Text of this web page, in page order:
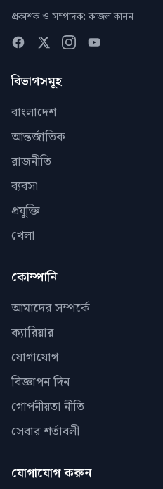
প্রকাশক ও সম্পাদক: কাজল কানন
বিভাগসমূহ
বাংলাদেশ
আন্তর্জাতিক
রাজনীতি
ব্যবসা
প্রযুক্তি
খেলা
কোম্পানি
আমাদের সম্পর্কে
ক্যারিয়ার
যোগাযোগ
বিজ্ঞাপন দিন
গোপনীয়তা নীতি
সেবার শর্তাবলী
যোগাযোগ করুন